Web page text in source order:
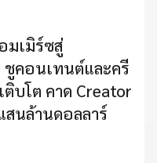
มเมิร์ซสู่
ชูคอนเทนต์และครี
ติบโต คาด Creator
สนล้านดอลลาร์